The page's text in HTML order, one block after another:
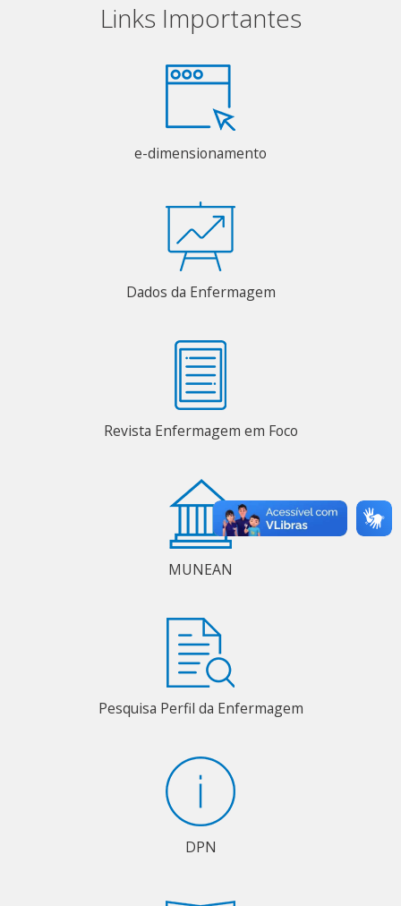
Links Importantes
e-dimensionamento
Dados da Enfermagem
Revista Enfermagem em Foco
MUNEAN
Pesquisa Perfil da Enfermagem
DPN